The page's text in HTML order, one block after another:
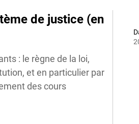
de justice (en
: le règne de la loi,
et en particulier par
des cours